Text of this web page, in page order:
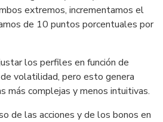
extremos, incrementamos el
de 10 puntos porcentuales por
los perfiles en función de
volatilidad, pero esto genera
más complejas y menos intuitivas.
de las acciones y de los bonos en